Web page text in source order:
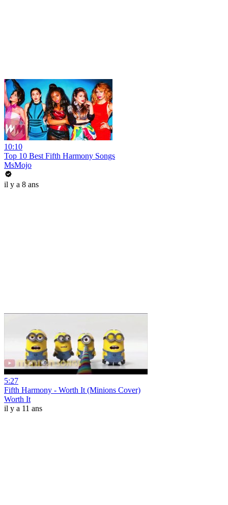
10:10
Top 10 Best Fifth Harmony Songs
MsMojo
il y a 8 ans
5:27
Fifth Harmony - Worth It (Minions Cover)
Worth It
il y a 11 ans